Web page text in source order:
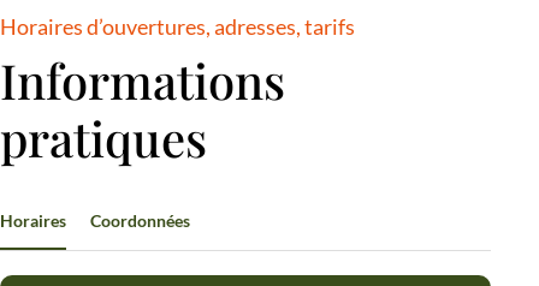
Horaires d’ouvertures, adresses, tarifs
Informations
pratiques
Horaires Coordonnées